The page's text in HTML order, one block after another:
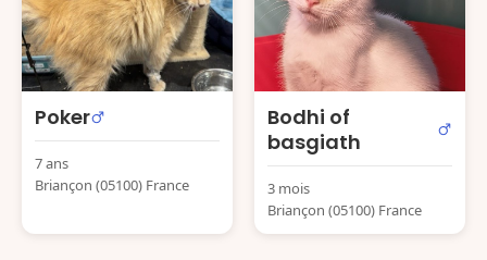
Poker
7 ans
Briançon (05100) France
Bodhi of
basgiath
3 mois
Briançon (05100) France